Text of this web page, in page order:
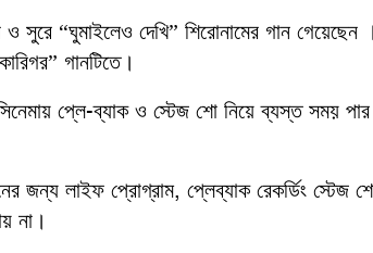
“ঘুমাইলেও দেখি” শিরোনামের গান গেয়েছেন
গানটিতে।
প্লে-ব্যাক ও স্টেজ শো নিয়ে ব্যস্ত সময় পার
জন্য লাইফ প্রোগ্রাম, প্লেব্যাক রেকর্ডিং স্টেজ
না।